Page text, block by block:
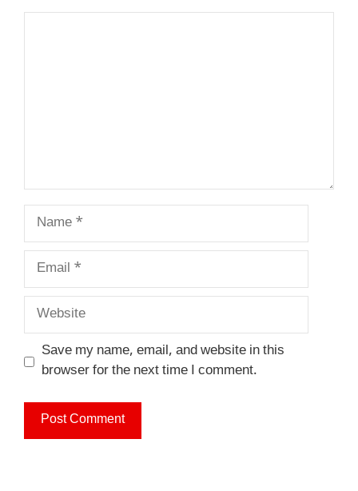
Name
Email
Website
Save my name, email, and website in this
browser for the next time I comment.